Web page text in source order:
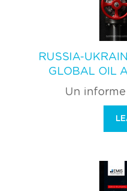
RUSSIA-
GLOBAL OIL
Un informe